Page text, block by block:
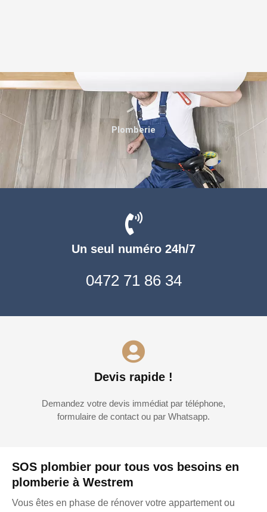
SOS plombier pour tous vos besoins en
plomberie à Westrem
Vous êtes en phase de rénover votre appartement ou
Un seul numéro 24h/7
0472 71 86 34
Devis rapide !
Demandez votre devis immédiat par téléphone,
formulaire de contact ou par Whatsapp.
Plomberie